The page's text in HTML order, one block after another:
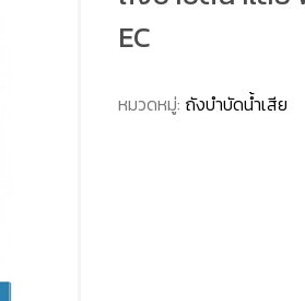
EC
หมวดหมู่: ถังบำบัดน้ำเสีย